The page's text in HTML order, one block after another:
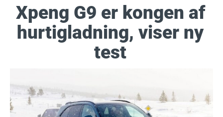
Xpeng G9 er kongen af
hurtigladning, viser ny
test